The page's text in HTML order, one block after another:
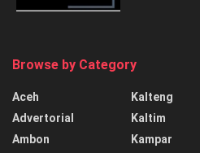
Browse by Category
Aceh
Advertorial
Ambon
Kalteng
Kaltim
Kampar